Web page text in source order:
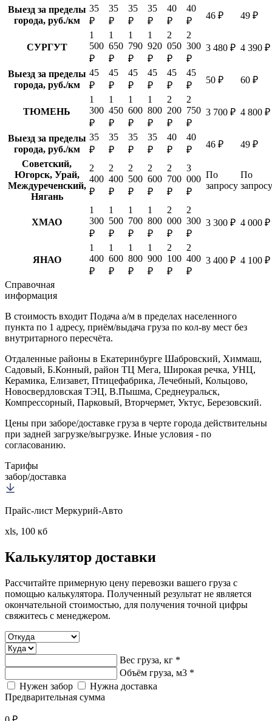
Выезд за пределы
города, руб./км
35
₽
35
₽
35
₽
35
₽
40
₽
40
₽
46 ₽ 49 ₽
СУРГУТ
1
500
₽
1
650
₽
1
790
₽
1
920
₽
2
050
₽
2
300
₽
3 480 ₽ 4 390 ₽
Выезд за пределы
города, руб./км
45
₽
45
₽
45
₽
45
₽
45
₽
45
₽
50 ₽ 60 ₽
ТЮМЕНЬ
1
300
₽
1
450
₽
1
600
₽
1
800
₽
2
200
₽
2
750
₽
3 700 ₽ 4 800 ₽
Выезд за пределы
города, руб./км
35
₽
35
₽
35
₽
35
₽
40
₽
40
₽
46 ₽
49 ₽
Советский,
Югорск, Урай,
Междуреченский,
Нягань
2
400
₽
2
400
₽
2
500
₽
2
600
₽
2
700
₽
3
000
₽
По
запросу
По
запросу
ХМАО
1
300
₽
1
500
₽
1
700
₽
1
800
₽
2
000
₽
2
300
₽
3 300 ₽ 4 000 ₽
ЯНАО
1
400
₽
1
600
₽
1
800
₽
1
900
₽
2
100
₽
2
400
₽
3 400 ₽ 4 100 ₽
Справочная
информация
В стоимость входит Подача а/м в пределах населенного
пункта по 1 адресу, приём/выдача груза по кол-ву мест без
внутритарного пересчёта.
Отдаленные районы в Екатеринбурге Шабровский, Химмаш,
Садовый, Б.Конный, район ТЦ Мега, Широкая речка, УНЦ,
Керамика, Елизавет, Птицефабрика, Лечебный, Кольцово,
Новосвердловская ТЭЦ, В.Пышма, Среднеуральск,
Компрессорный, Парковый, Вторчермет, Уктус, Березовский.
Цены при заборе/доставке груза в черте города действительны
при задней загрузке/выгрузке. Иные условия - по
согласованию.
Тарифы
забор/доставка
Прайс-лист Меркурий-Авто
xls, 100 кб
Калькулятор доставки
Рассчитайте примерную цену перевозки вашего груза с
помощью калькулятора. Полученный результат не является
окончательной стоимостью, для получения точной цифры
свяжитесь с менеджером.
Вес груза, кг *
Объём груза, м3 *
Нужен забор
Нужна доставка
Предварительная сумма